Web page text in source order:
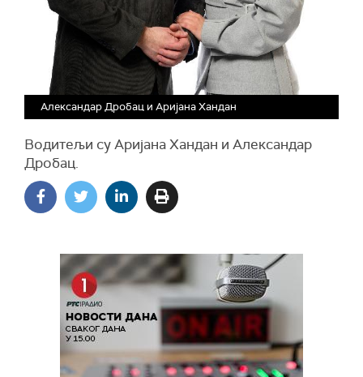
Александар Дробац и Аријана Хандан
Водитељи су Аријана Хандан и Александар
Дробац.